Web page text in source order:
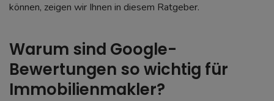
können, zeigen wir Ihnen in diesem Ratgeber.
Warum sind Google-
Bewertungen so wichtig für
Immobilienmakler?